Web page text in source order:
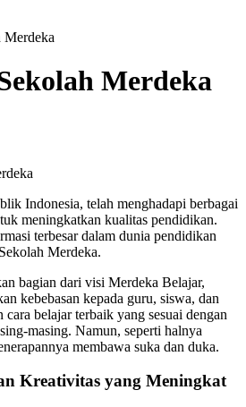
Merdeka
Merdeka
Indonesia, telah menghadapi berbagai
meningkatkan kualitas pendidikan.
terbesar dalam dunia pendidikan
Merdeka.
bagian dari visi Merdeka Belajar,
kebebasan kepada guru, siswa, dan
belajar terbaik yang sesuai dengan
masing. Namun, seperti halnya
membawa suka dan duka.
Kreativitas yang Meningkat